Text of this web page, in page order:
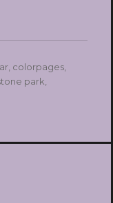
, colorpages,
park